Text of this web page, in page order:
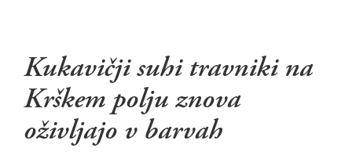
Kukavičji suhi travniki na
Krškem polju znova
oživljajo v barvah